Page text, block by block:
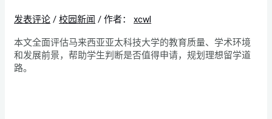
发表评论 /校园新闻 / 作者： xcwl
本文全面评估马来西亚亚太科技大学的教育质量、学术环境
和发展前景，帮助学生判断是否值得申请，规划理想留学道
路。